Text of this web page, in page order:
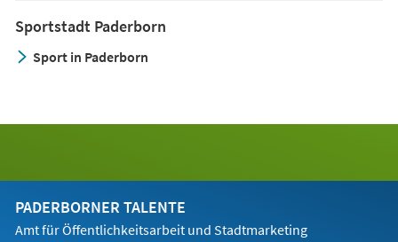
Sportstadt Paderborn
Sport in Paderborn
PADERBORNER TALENTE
Amt für Öffentlichkeitsarbeit und Stadtmarketing